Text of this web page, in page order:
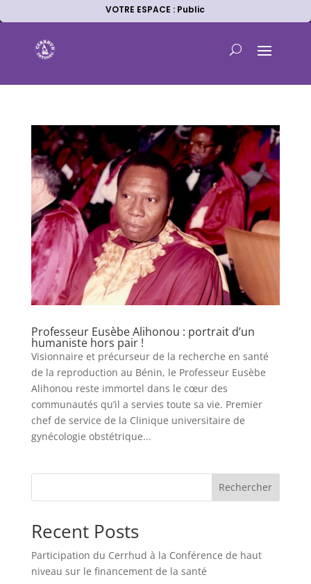
VOTRE ESPACE : Public
Professeur Eusèbe Alihonou : portrait d’un
humaniste hors pair !
Visionnaire et précurseur de la recherche en santé
de la reproduction au Bénin, le Professeur Eusèbe
Alihonou reste immortel dans le cœur des
communautés qu’il a servies toute sa vie. Premier
chef de service de la Clinique universitaire de
gynécologie obstétrique...
Rechercher
Recent Posts
Participation du Cerrhud à la Conférence de haut
niveau sur le financement de la santé